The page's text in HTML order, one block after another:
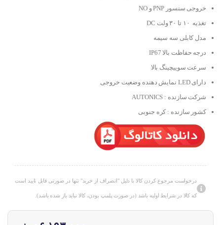
خروجی سنسور PNP و NO
تغذیه ۱۰ تا ۳۰ ولت DC
مدل کابلی سه سیمه
درجه حفاظت بالا IP67
سرعت سوییچینگ بالا
دارای LED نمایش دهنده وضعیت خروجی
شرکت سازنده : AUTONICS
کشور سازنده : کره جنوبی
درخواست مرجوع کردن کالا با دلیل "انصراف از خرید" تنها در صورتی قابل تایید است
که کالا در شرایط اولیه باشد (در صورت پلمپ بودن، کالا نباید باز شده باشد).